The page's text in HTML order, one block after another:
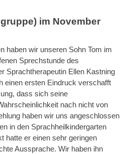
im November
haben wir unseren Sohn Tom im
Sprechstunde des
Sprachtherapeutin Ellen Kastning
einen ersten Eindruck verschafft
dass sich seine
nach nicht von
haben wir uns angeschlossen
in den Sprachheilkindergarten
hatte er einen sehr geringen
Aussprache. Wir haben ihn